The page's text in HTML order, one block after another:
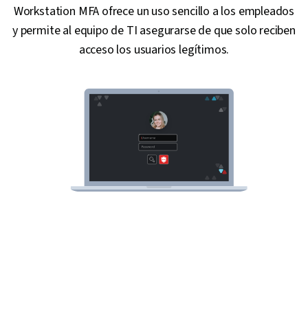
Workstation MFA ofrece un uso sencillo a los empleados
y permite al equipo de TI asegurarse de que solo reciben
acceso los usuarios legítimos.